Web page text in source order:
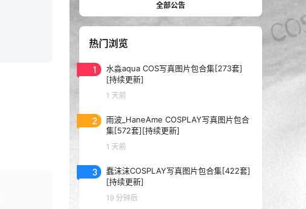
全部公告
热门浏览
1
水淼aqua COS写真图片包合集[273套]
[持续更新]
1 天前
2
雨波_HaneAme COSPLAY写真图片包合
集[572套][持续更新]
1 天前
3
蠢沫沫COSPLAY写真图片包合集[422套]
[持续更新]
19 分钟后